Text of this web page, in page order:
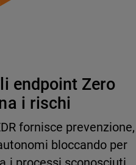
endpoint Zero
i rischi
fornisce prevenzione,
bloccando per